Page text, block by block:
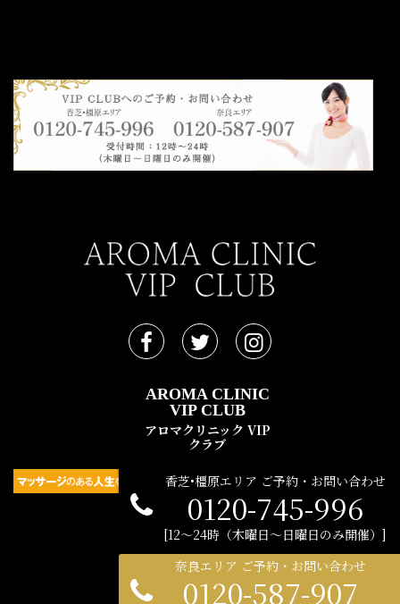
奈良エリア ご予約・お問い合わせ
0120-587-907
香芝•橿原エリア ご予約・お問い合わせ
0120-745-996
12〜24時（木曜日〜日曜日のみ開催）
AROMA CLINIC
VIP CLUB
アロマクリニック VIP
クラブ
民間広告支援機構 © 2021